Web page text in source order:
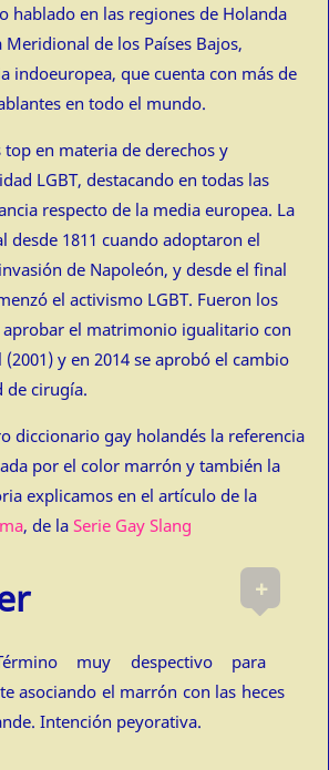
hablado en las regiones de Holanda
de los Países Bajos,
indoeuropea, que cuenta con más de
en todo el mundo.
en materia de derechos y
LGBT, destacando en todas las
respecto de la media europea. La
desde 1811 cuando adoptaron el
de Napoleón, y desde el final
el activismo LGBT. Fueron los
el matrimonio igualitario con
y en 2014 se aprobó el cambio
de cirugía.
diccionario gay holandés la referencia
por el color marrón y también la
explicamos en el artículo de la
, de la Serie Gay Slang
+
muy despectivo para
asociando el marrón con las heces
Intención peyorativa.